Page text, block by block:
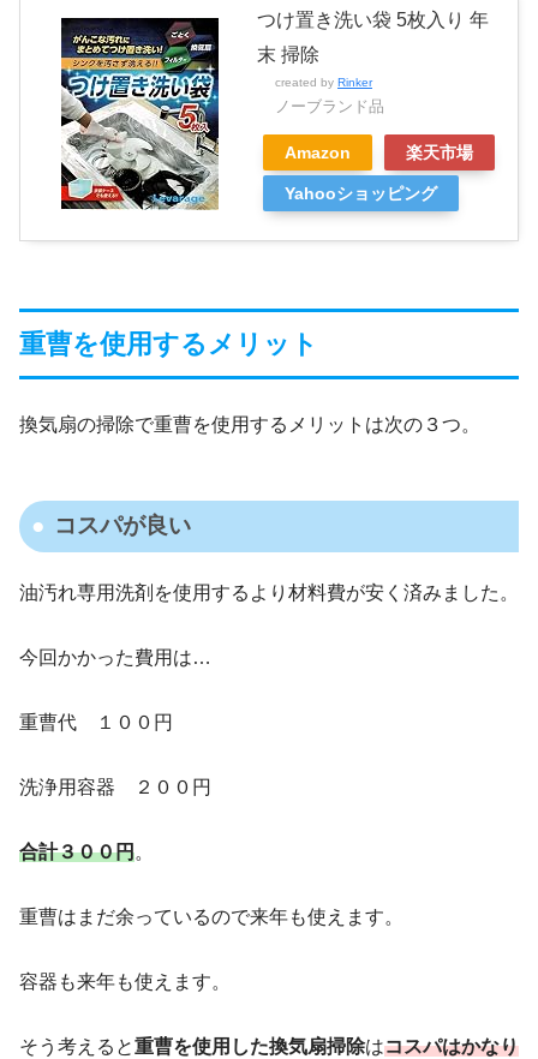
つけ置き洗い袋 5枚入り 年
末 掃除
created by Rinker
ノーブランド品
Amazon 楽天市場
Yahooショッピング
重曹を使用するメリット
換気扇の掃除で重曹を使用するメリットは次の３つ。
コスパが良い
油汚れ専用洗剤を使用するより材料費が安く済みました。
今回かかった費用は…
重曹代 １００円
洗浄用容器 ２００円
合計３００円。
重曹はまだ余っているので来年も使えます。
容器も来年も使えます。
そう考えると重曹を使用した換気扇掃除はコスパはかなり